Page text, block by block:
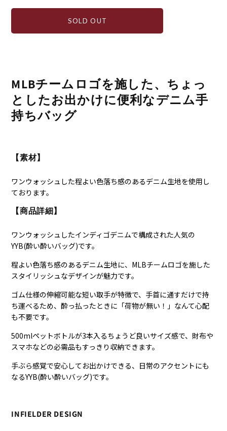
SOLD OUT
MLBチームロゴを施した、ちょっ
としたお出かけに便利なデニム手
持ちバッグ
【素材】
ワンウォッシュした程よい色落ち感のあるデニム生地を使用し
ております。
【商品詳細】
ワンウォッシュしたインディゴデニムで構成された人気の
YYB(酔い酔いバッグ)です。
程よい色落ち感のあるデニム生地に、MLBチームロゴを施した
スタイリッシュなデザインが魅力です。
ゴム仕様の伸縮可能な短い取手が特徴で、手首に通すだけで持
ち運べるため、酔っ払ったときに「荷物が無い！」なんて心配
も不要です。
500mlペットボトルが3本入るちょうど良いサイズ感で、財布や
スマホなどの必需品もすっきり収納できます。
手ぶら感覚で安心してお出かけできる、日常のアクセントにも
なるYYB(酔い酔いバッグ)です。
INFIELDER DESIGN